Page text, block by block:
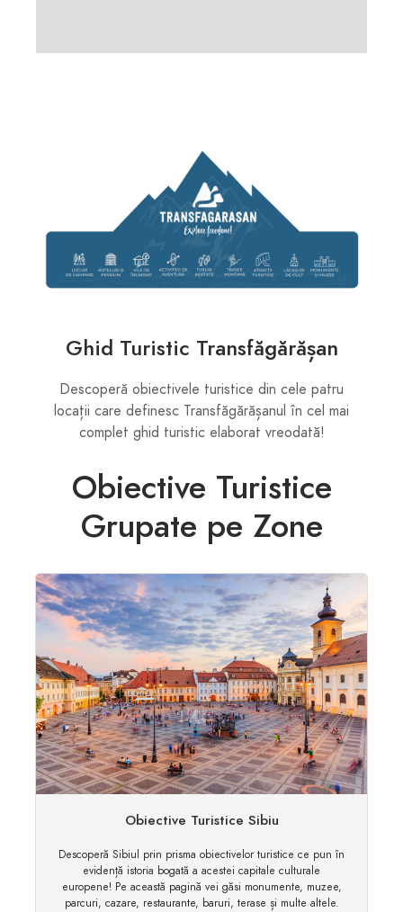
Ghid Turistic Transfăgărășan
Descoperă obiectivele turistice din cele patru
locații care definesc Transfăgărășanul în cel mai
complet ghid turistic elaborat vreodată!
Obiective Turistice
Grupate pe Zone
Obiective Turistice Sibiu
Descoperă Sibiul prin prisma obiectivelor turistice ce pun în
evidență istoria bogată a acestei capitale culturale
europene! Pe această pagină vei găsi monumente, muzee,
parcuri, cazare, restaurante, baruri, terase și multe altele.